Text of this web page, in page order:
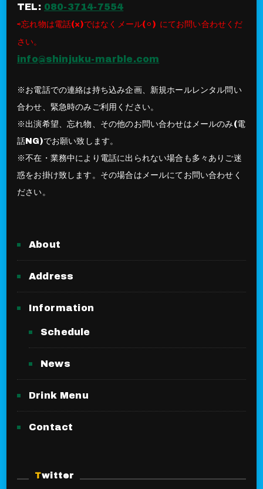
TEL: 080-3714-7554
⇨忘れ物は電話(×)ではなくメール(⚪︎) にてお問い合わせくだ
さい。
info@shinjuku-marble.com
※お電話での連絡は持ち込み企画、新規ホールレンタル問い
合わせ、緊急時のみご利用ください。
※出演希望、忘れ物、その他のお問い合わせはメールのみ(電
話NG)でお願い致します。
※不在・業務中により電話に出られない場合も多々ありご迷
惑をお掛け致します。その場合はメールにてお問い合わせく
ださい。
About
Address
Information
Schedule
News
Drink Menu
Contact
Twitter